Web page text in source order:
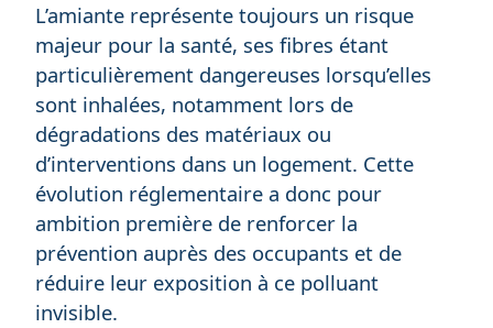
L’amiante représente toujours un risque
majeur pour la santé, ses fibres étant
particulièrement dangereuses lorsqu’elles
sont inhalées, notamment lors de
dégradations des matériaux ou
d’interventions dans un logement. Cette
évolution réglementaire a donc pour
ambition première de renforcer la
prévention auprès des occupants et de
réduire leur exposition à ce polluant
invisible.